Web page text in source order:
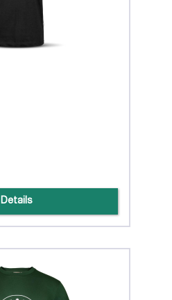
Details